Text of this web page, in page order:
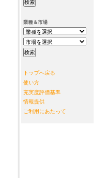
業種＆市場
トップへ戻る
使い方
充実度評価基準
情報提供
ご利用にあたって